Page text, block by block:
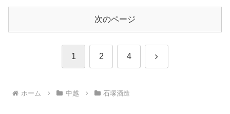
次のページ
1 2 4 次
ホーム 中越 石塚酒造